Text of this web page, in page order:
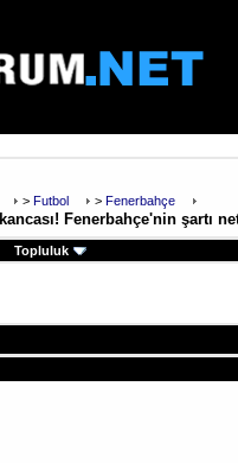
> Futbol > Fenerbahçe
Fenerbahçe'nin şartı
Topluluk